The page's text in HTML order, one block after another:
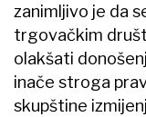
zanimljivo je da
trgovačkim
olakšati
inače stroga
skupštine